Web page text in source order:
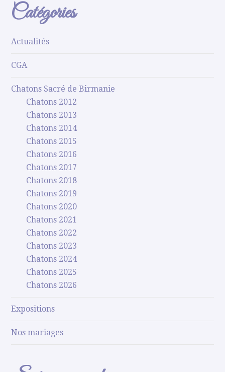
Catégories
Actualités
CGA
Chatons Sacré de Birmanie
Chatons 2012
Chatons 2013
Chatons 2014
Chatons 2015
Chatons 2016
Chatons 2017
Chatons 2018
Chatons 2019
Chatons 2020
Chatons 2021
Chatons 2022
Chatons 2023
Chatons 2024
Chatons 2025
Chatons 2026
Expositions
Nos mariages